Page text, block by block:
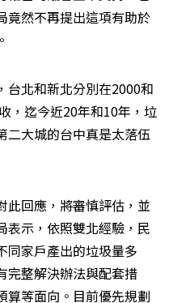
竟然不再提出這項有助於
台北和新北分別在2000和
，迄今近20年和10年，垃
二大城的台中真是太落伍
此回應，將審慎評估，並
表示，依照雙北經驗，民
同家戶產出的垃圾量多
完整解決辦法與配套措
算等面向。目前優先規劃